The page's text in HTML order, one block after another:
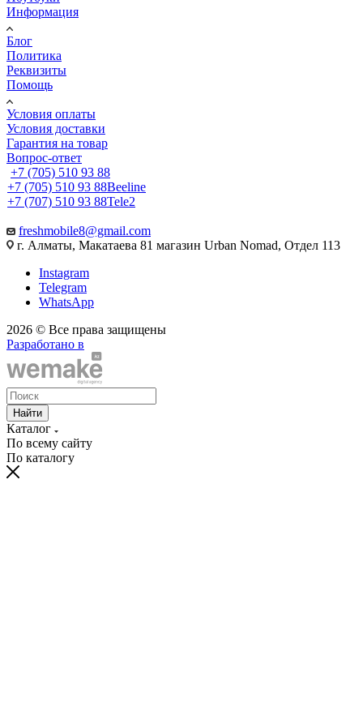
Информация
Блог
Политика
Реквизиты
Помощь
Условия оплаты
Условия доставки
Гарантия на товар
Вопрос-ответ
+7 (705) 510 93 88
+7 (705) 510 93 88Beeline
+7 (707) 510 93 88Tele2
freshmobile8@gmail.com
г. Алматы, Макатаева 81 магазин Urban Nomad, Отдел 113
Instagram
Telegram
WhatsApp
2026 © Все права защищены
Разработано в
Найти
Каталог
По всему сайту
По каталогу